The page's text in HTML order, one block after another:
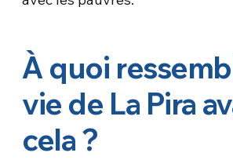
À quoi
vie de La Pira
cela ?